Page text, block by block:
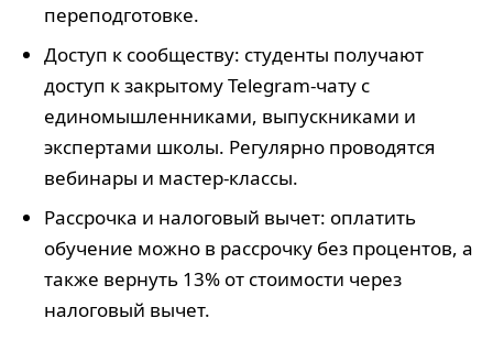
переподготовке.
Доступ к сообществу: студенты получают
доступ к закрытому Telegram-чату с
единомышленниками, выпускниками и
экспертами школы. Регулярно проводятся
вебинары и мастер-классы.
Рассрочка и налоговый вычет: оплатить
обучение можно в рассрочку без процентов, а
также вернуть 13% от стоимости через
налоговый вычет.